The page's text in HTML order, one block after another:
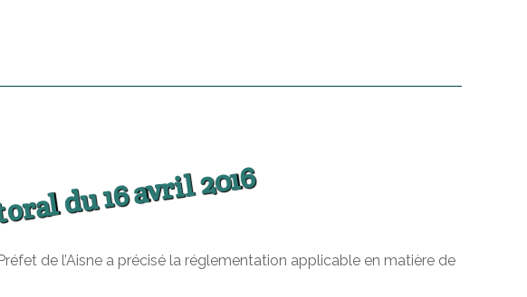
du 16 avril 2016
de l’Aisne a précisé la réglementation applicable en matière de